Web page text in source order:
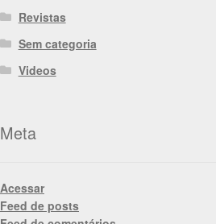
Revistas
Sem categoria
Videos
Meta
Acessar
Feed de posts